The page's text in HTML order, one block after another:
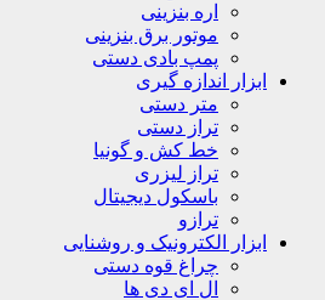
اره بنزینی
موتور برق بنزینی
پمپ بادی دستی
ابزار اندازه گیری
متر دستی
تراز دستی
خط کش و گونیا
تراز لیزری
باسکول دیجیتال
ترازو
ابزار الکترونیک و روشنایی
چراغ قوه دستی
ال ای دی ها